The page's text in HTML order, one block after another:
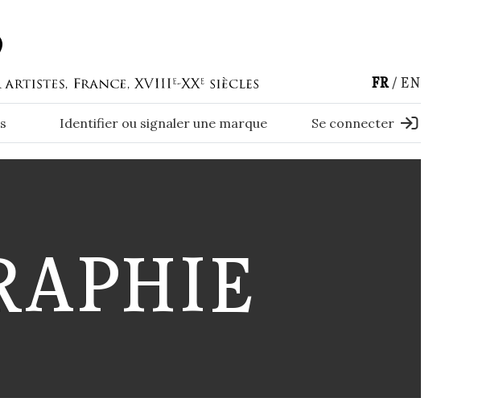
FR EN
Identifier ou signaler une marque Se connecter